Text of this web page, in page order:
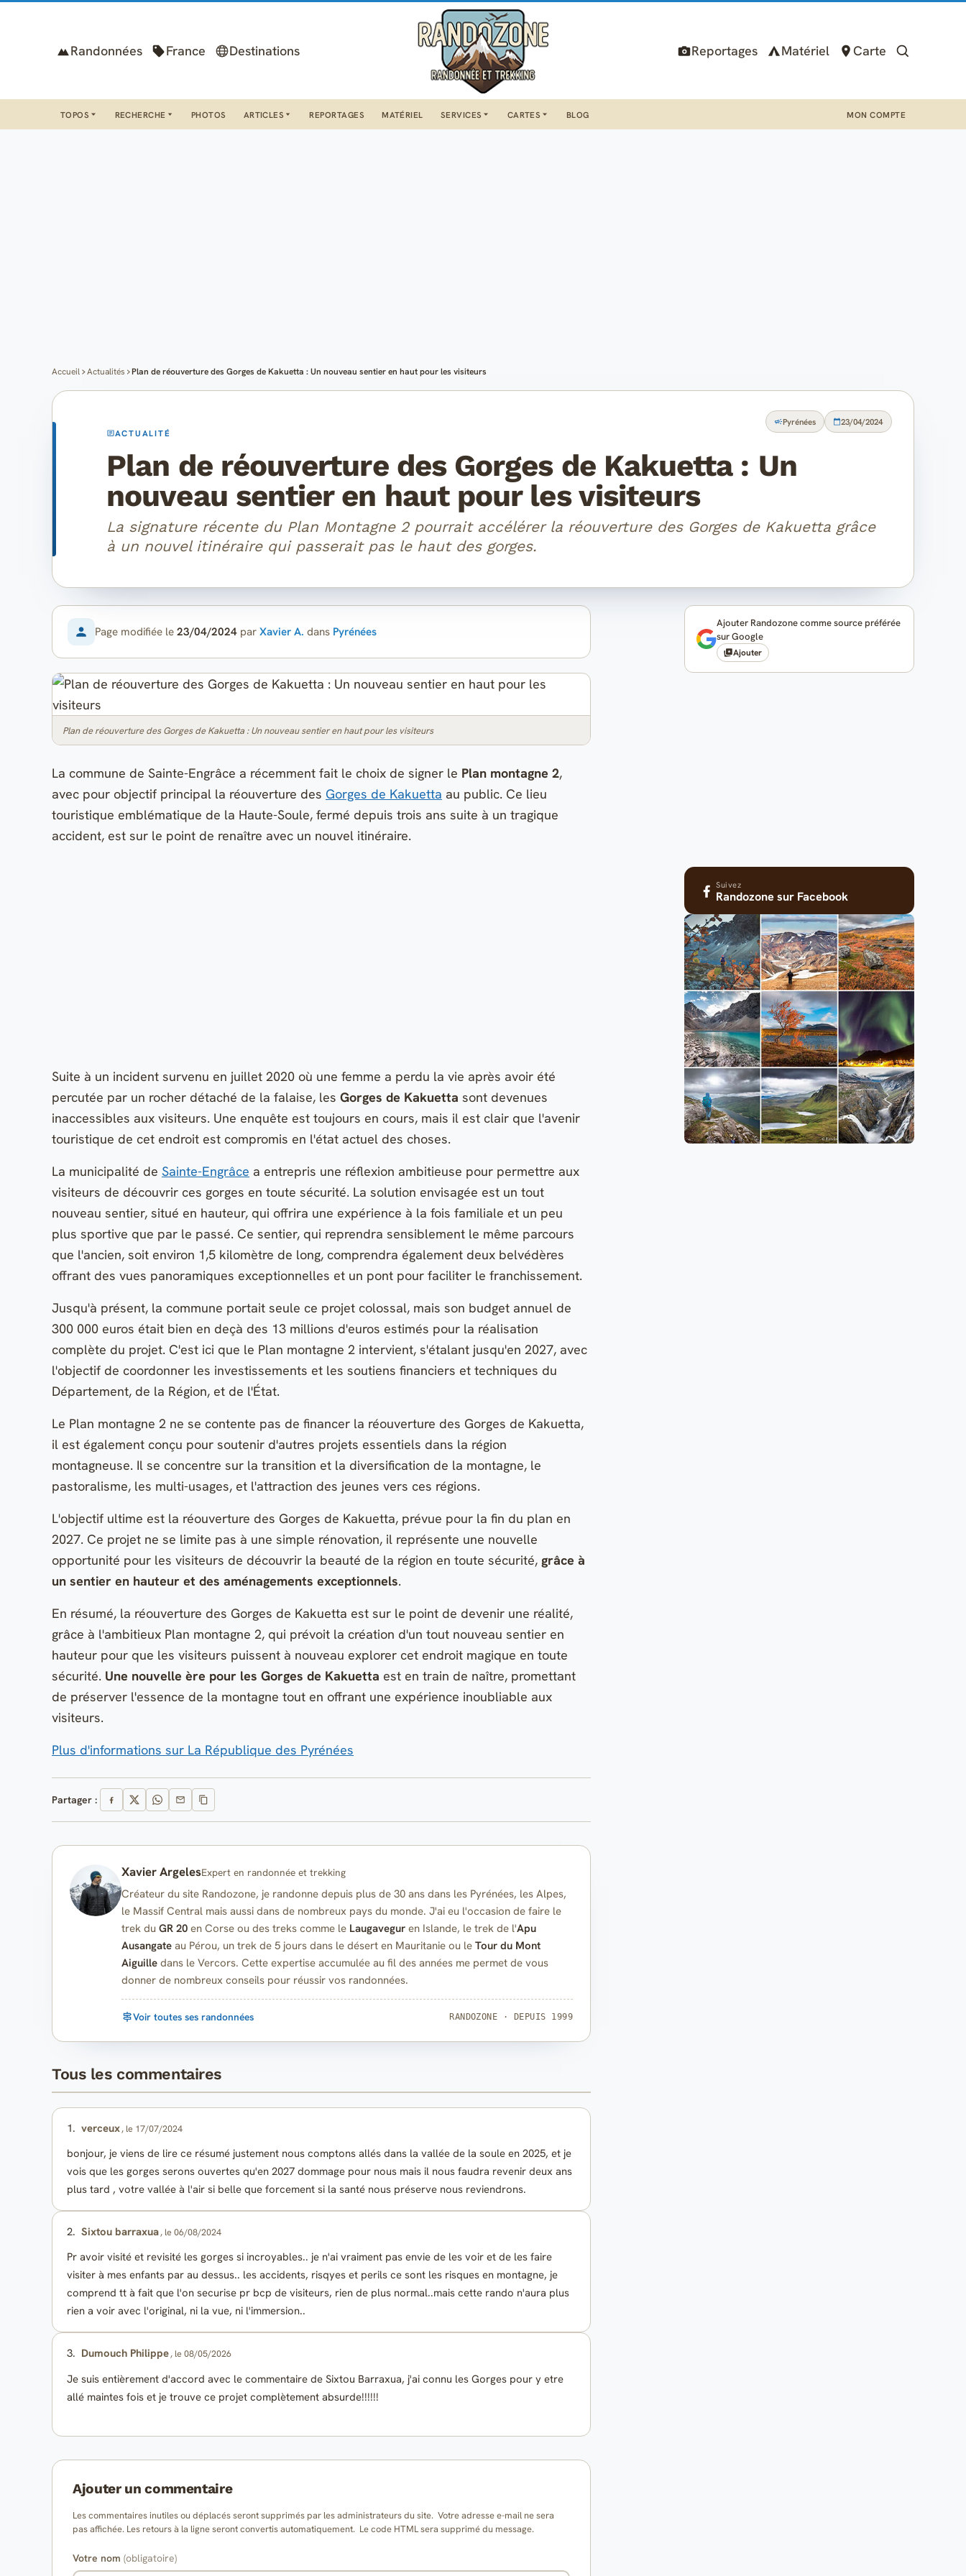
Randonnées France Destinations Reportages Matériel Carte
TOPOS RECHERCHE PHOTOS ARTICLES REPORTAGES MATÉRIEL SERVICES CARTES BLOG MON COMPTE
Accueil Actualités Plan de réouverture des Gorges de Kakuetta : Un nouveau sentier en haut pour les visiteurs
Pyrénées
23/04/2024
ACTUALITÉ
Plan de réouverture des Gorges de Kakuetta : Un
nouveau sentier en haut pour les visiteurs
La signature récente du Plan Montagne 2 pourrait accélérer la réouverture des Gorges de Kakuetta grâce
à un nouvel itinéraire qui passerait pas le haut des gorges.
Page modifiée le 23/04/2024par Xavier A. dans Pyrénées
Plan de réouverture des Gorges de Kakuetta : Un nouveau sentier en haut pour les visiteurs
La commune de Sainte-Engrâce a récemment fait le choix de signer le Plan montagne 2,
avec pour objectif principal la réouverture des Gorges de Kakuetta au public. Ce lieu
touristique emblématique de la Haute-Soule, fermé depuis trois ans suite à un tragique
accident, est sur le point de renaître avec un nouvel itinéraire.
Suite à un incident survenu en juillet 2020 où une femme a perdu la vie après avoir été
percutée par un rocher détaché de la falaise, les Gorges de Kakuetta sont devenues
inaccessibles aux visiteurs. Une enquête est toujours en cours, mais il est clair que l'avenir
touristique de cet endroit est compromis en l'état actuel des choses.
La municipalité de Sainte-Engrâce a entrepris une réflexion ambitieuse pour permettre aux
visiteurs de découvrir ces gorges en toute sécurité. La solution envisagée est un tout
nouveau sentier, situé en hauteur, qui offrira une expérience à la fois familiale et un peu
plus sportive que par le passé. Ce sentier, qui reprendra sensiblement le même parcours
que l'ancien, soit environ 1,5 kilomètre de long, comprendra également deux belvédères
offrant des vues panoramiques exceptionnelles et un pont pour faciliter le franchissement.
Jusqu'à présent, la commune portait seule ce projet colossal, mais son budget annuel de
300 000 euros était bien en deçà des 13 millions d'euros estimés pour la réalisation
complète du projet. C'est ici que le Plan montagne 2 intervient, s'étalant jusqu'en 2027, avec
l'objectif de coordonner les investissements et les soutiens financiers et techniques du
Département, de la Région, et de l'État.
Le Plan montagne 2 ne se contente pas de financer la réouverture des Gorges de Kakuetta,
il est également conçu pour soutenir d'autres projets essentiels dans la région
montagneuse. Il se concentre sur la transition et la diversification de la montagne, le
pastoralisme, les multi-usages, et l'attraction des jeunes vers ces régions.
L'objectif ultime est la réouverture des Gorges de Kakuetta, prévue pour la fin du plan en
2027. Ce projet ne se limite pas à une simple rénovation, il représente une nouvelle
opportunité pour les visiteurs de découvrir la beauté de la région en toute sécurité, grâce à
un sentier en hauteur et des aménagements exceptionnels.
En résumé, la réouverture des Gorges de Kakuetta est sur le point de devenir une réalité,
grâce à l'ambitieux Plan montagne 2, qui prévoit la création d'un tout nouveau sentier en
hauteur pour que les visiteurs puissent à nouveau explorer cet endroit magique en toute
sécurité. Une nouvelle ère pour les Gorges de Kakuetta est en train de naître, promettant
de préserver l'essence de la montagne tout en offrant une expérience inoubliable aux
visiteurs.
Plus d'informations sur La République des Pyrénées
Partager :
Xavier ArgelesExpert en randonnée et trekking
Créateur du site Randozone, je randonne depuis plus de 30 ans dans les Pyrénées, les Alpes,
le Massif Central mais aussi dans de nombreux pays du monde. J'ai eu l'occasion de faire le
trek du GR 20 en Corse ou des treks comme le Laugavegur en Islande, le trek de l'Apu
Ausangate au Pérou, un trek de 5 jours dans le désert en Mauritanie ou le Tour du Mont
Aiguille dans le Vercors. Cette expertise accumulée au fil des années me permet de vous
donner de nombreux conseils pour réussir vos randonnées.
Voir toutes ses randonnées RANDOZONE · DEPUIS 1999
Tous les commentaires
1. verceux, le 17/07/2024
bonjour, je viens de lire ce résumé justement nous comptons allés dans la vallée de la soule en 2025, et je
vois que les gorges serons ouvertes qu'en 2027 dommage pour nous mais il nous faudra revenir deux ans
plus tard , votre vallée à l'air si belle que forcement si la santé nous préserve nous reviendrons.
2. Sixtou barraxua, le 06/08/2024
Pr avoir visité et revisité les gorges si incroyables.. je n'ai vraiment pas envie de les voir et de les faire
visiter à mes enfants par au dessus.. les accidents, risqyes et perils ce sont les risques en montagne, je
comprend tt à fait que l'on securise pr bcp de visiteurs, rien de plus normal..mais cette rando n'aura plus
rien a voir avec l'original, ni la vue, ni l'immersion..
3. Dumouch Philippe, le 08/05/2026
Je suis entièrement d'accord avec le commentaire de Sixtou Barraxua, j'ai connu les Gorges pour y etre
allé maintes fois et je trouve ce projet complètement absurde!!!!!!
Ajouter un commentaire
Les commentaires inutiles ou déplacés seront supprimés par les administrateurs du site. Votre adresse e-mail ne sera
pas affichée. Les retours à la ligne seront convertis automatiquement. Le code HTML sera supprimé du message.
Votre nom (obligatoire)
Ajouter Randozone comme source préférée
sur Google
Ajouter
Suivez
Randozonesur Facebook